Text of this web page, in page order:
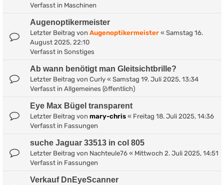
Verfasst in Maschinen
Augenoptikermeister
Letzter Beitrag von Augenoptikermeister « Samstag 16.
August 2025, 22:10
Verfasst in Sonstiges
Ab wann benötigt man Gleitsichtbrille?
Letzter Beitrag von Curly « Samstag 19. Juli 2025, 13:34
Verfasst in Allgemeines (öffentlich)
Eye Max Bügel transparent
Letzter Beitrag von mary-chris « Freitag 18. Juli 2025, 14:36
Verfasst in Fassungen
suche Jaguar 33513 in col 805
Letzter Beitrag von Nachteule76 « Mittwoch 2. Juli 2025, 14:51
Verfasst in Fassungen
Verkauf DnEyeScanner